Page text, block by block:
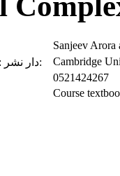
Sanjeev Arora
دار نشر:
Cambridge
0521424267
Course